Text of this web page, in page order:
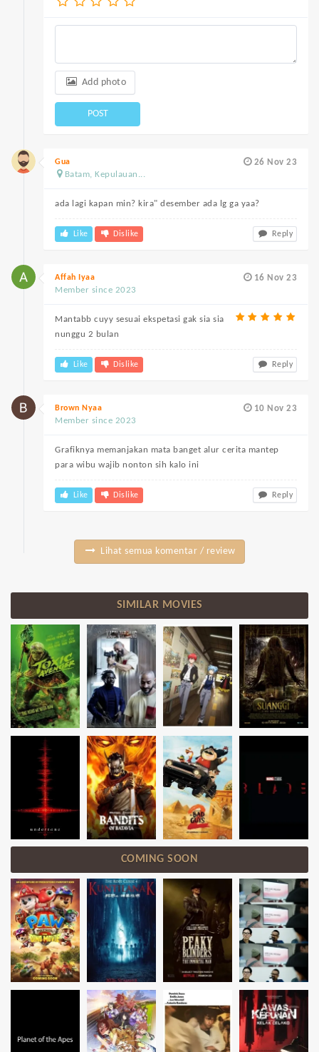
Add photo
POST
26 Nov 23
Gua
Batam, Kepulauan...
ada lagi kapan min? kira" desember ada lg ga yaa?
Like Dislike Reply
16 Nov 23
Affah Iyaa
Member since 2023
Mantabb cuyy sesuai ekspetasi gak sia sia
nunggu 2 bulan
Like Dislike Reply
10 Nov 23
Brown Nyaa
Member since 2023
Grafiknya memanjakan mata banget alur cerita mantep
para wibu wajib nonton sih kalo ini
Like Dislike Reply
Lihat semua komentar / review
SIMILAR MOVIES
COMING SOON